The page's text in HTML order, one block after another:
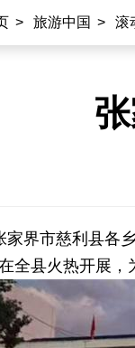
> 旅游中国 > 滚
家界市慈利县各
全县火热开展，